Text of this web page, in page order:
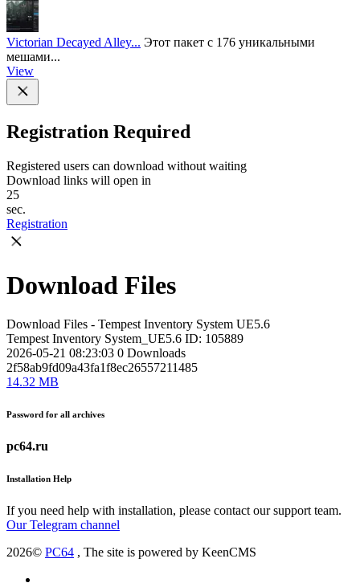
Victorian Decayed Alley... Этот пакет с 176 уникальными
мешами...
View
Registration Required
Registered users can download without waiting
Download links will open in
25
sec.
Registration
Download Files
Download Files - Tempest Inventory System UE5.6
Tempest Inventory System_UE5.6 ID: 105889
2026-05-21 08:23:03 0 Downloads
2f58ab9fd09a43fa1f8ec26557211485
14.32 MB
Password for all archives
pc64.ru
Installation Help
If you need help with installation, please contact our support team.
Our Telegram channel
2026© PC64 , The site is powered by KeenCMS